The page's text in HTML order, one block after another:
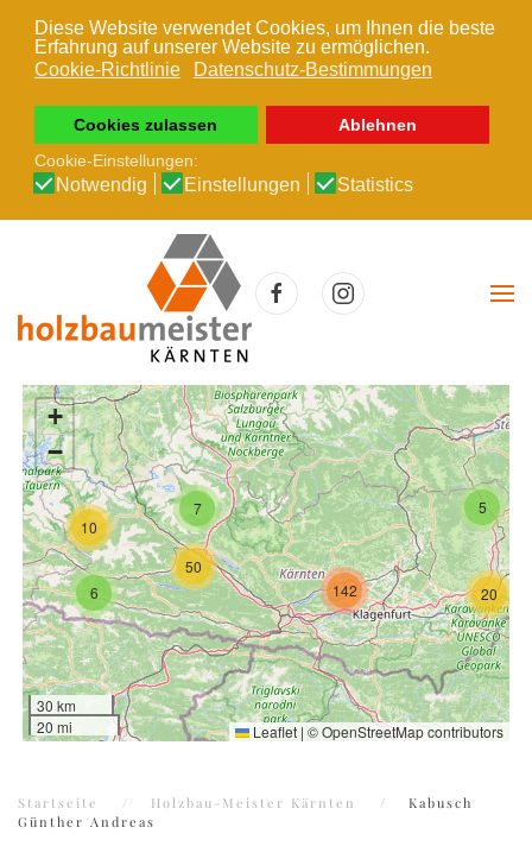
Diese Website verwendet Cookies, um Ihnen die beste
Erfahrung auf unserer Website zu ermöglichen.
Cookie-Richtlinie
Datenschutz-Bestimmungen
Cookies zulassen
Ablehnen
Cookie-Einstellungen:
Notwendig Einstellungen Statistics
Zum Hauptinhalt springen
10
6
5
20
7
50
142
+
−
30 km
20 mi
Leaflet | ©OpenStreetMapcontributors
Startseite Holzbau-Meister Kärnten
Kabusch
Günther Andreas